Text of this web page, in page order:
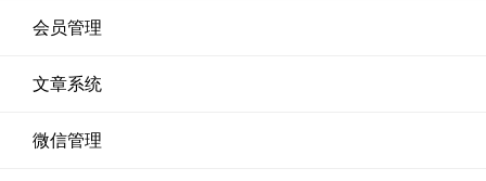
会员管理
文章系统
微信管理